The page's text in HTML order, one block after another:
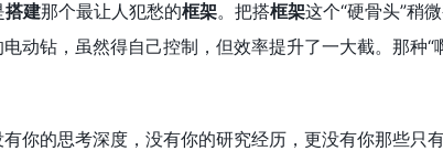
搭建那个最让人犯愁的框架。把搭框架这个“硬骨头”稍
动钻，虽然得自己控制，但效率提升了一大截。那种
你的思考深度，没有你的研究经历，更没有你那些只